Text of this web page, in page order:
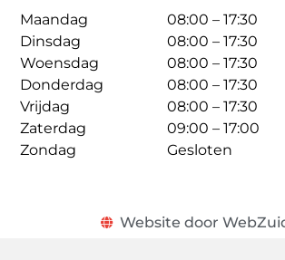
Maandag
Dinsdag
Woensdag
Donderdag
Vrijdag
Zaterdag
Zondag
08:00 – 17:30
08:00 – 17:30
08:00 – 17:30
08:00 – 17:30
08:00 – 17:30
09:00 – 17:00
Gesloten
Website door